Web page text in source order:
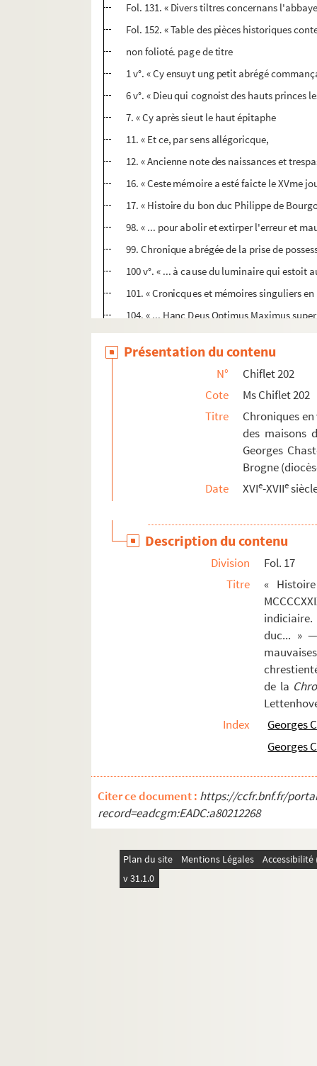
Fol. 131. « Divers tiltres concernans
Fol. 152. « Table des pièces historiques
non folioté. page de titre
1 v°. « Cy ensuyt ung petit abrégé
6 v°. « Dieu qui cognoist des hauts princes
7. « Cy après sieut le haut épitaphe
11. « Et ce, par sens allégoricque,
12. « Ancienne note des naissances et
16. « Ceste mémoire a esté faicte le XVme
17. « Histoire du bon duc Philippe de
98. « ... pour abolir et extirper l'erreur et
99. Chronique abrégée de la prise de
100 v°. « ... à cause du luminaire qui
101. « Cronicques et mémoires singuliers
104. « ... Hanc Deus Optimus Maximus
107. « Extraict de certain gros livre en
118. « L'an mil VC XLII, le XIXe de juillet,
120. « Mémoire [des funérailles faites aux
121. « Eryci Puteani ... ducum
131. « Divers tiltres concernans l'abbaye
152. « Table des pièces historiques
Ms Chiflet 203. « Vita venerabilis D.
Ms Chiflet 204. Salines de Salins et mines
Ms Chiflet 206. Pièces concernant
Ms Chiflet 207. Pièces diverses
Ms Chiflet 208. « Catalogue des livres de M.
Présentation du contenu
N°
Chiflet 202
Cote
Ms Chiflet 202
Titre
Chroniques
des maisons
Georges
Brogne
Date
XVIe-XVIIe
Description du contenu
Division
Fol. 17
Titre
«
indiciaire.
duc... »
de la
Index
Georges
Georges
Citer ce document : https://ccfr.bnf.fr/
record=eadcgm:EADC:a80212268
Plan du site Mentions Légales
v 31.1.0